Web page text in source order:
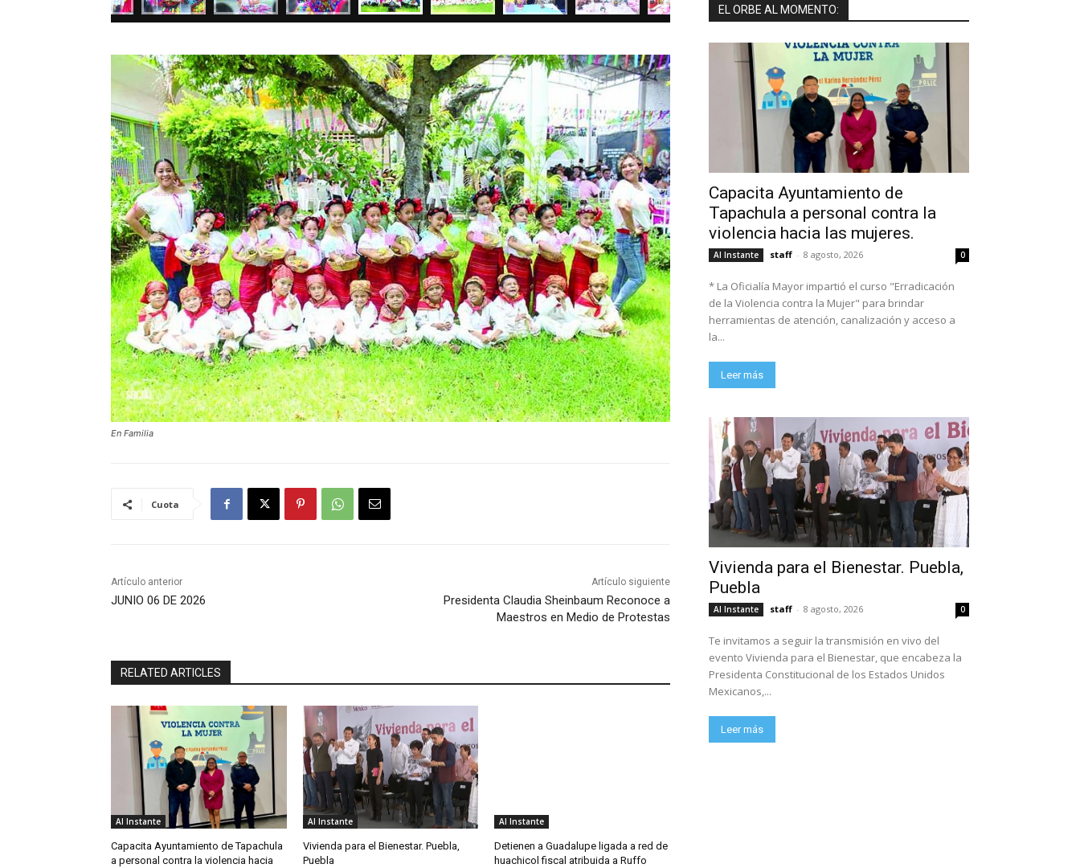
En Familia
Cuota
Artículo anterior
JUNIO 06 DE 2026
Artículo siguiente
Presidenta Claudia Sheinbaum Reconoce a
Maestros en Medio de Protestas
RELATED ARTICLES
Al Instante
Capacita Ayuntamiento de Tapachula
a personal contra la violencia hacia
Al Instante
Vivienda para el Bienestar. Puebla,
Puebla
Al Instante
Detienen a Guadalupe ligada a red de
huachicol fiscal atribuida a Ruffo
EL ORBE AL MOMENTO:
Capacita Ayuntamiento de
Tapachula a personal contra la
violencia hacia las mujeres.
Al Instante staff - 8 agosto, 2026 0
* La Oficialía Mayor impartió el curso "Erradicación
de la Violencia contra la Mujer" para brindar
herramientas de atención, canalización y acceso a
la...
Leer más
Vivienda para el Bienestar. Puebla,
Puebla
Al Instante staff - 8 agosto, 2026 0
Te invitamos a seguir la transmisión en vivo del
evento Vivienda para el Bienestar, que encabeza la
Presidenta Constitucional de los Estados Unidos
Mexicanos,...
Leer más